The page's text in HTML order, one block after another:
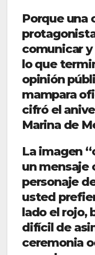
Porque una
comunicar
lo que
opinión
mampara
cifró el
Marina de
La imagen
un mensaje
personaje
usted
lado el rojo,
difícil de
ceremonia